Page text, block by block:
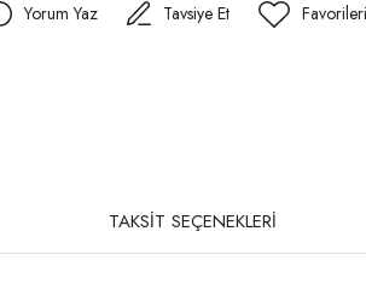
Yorum Yaz Tavsiye Et
TAKSİT SEÇENEKLERİ